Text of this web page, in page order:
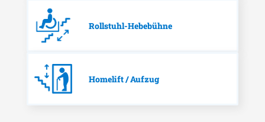
Rollstuhl-Hebebühne
Homelift / Aufzug